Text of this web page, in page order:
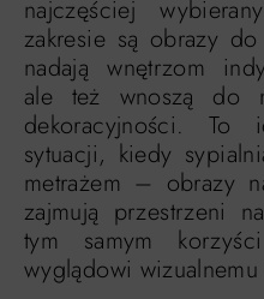
najczęściej
zakresie są obrazy
nadają wnętrzom
ale też wnoszą do
dekoracyjności. To
sytuacji, kiedy
metrażem – obrazy
zajmują przestrzeni
tym samym
wyglądowi wizualnemu